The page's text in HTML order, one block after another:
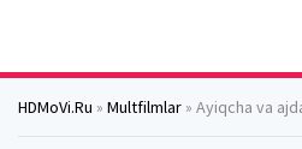
HDMoVi.Ru » Multfilmlar » Ayiqcha va ajdarho / Oq ilon afsonasi